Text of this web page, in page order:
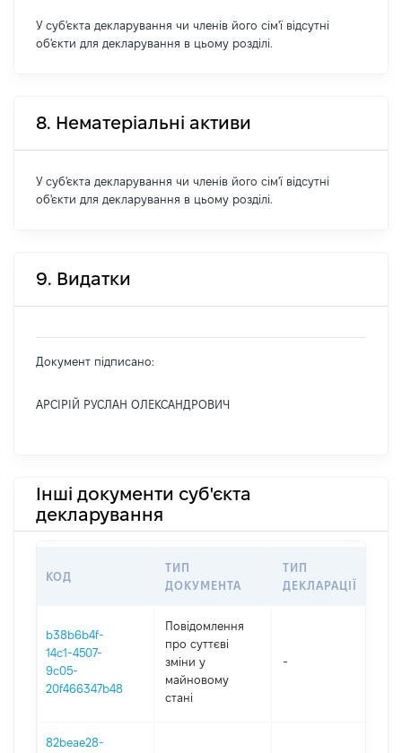
У суб'єкта декларування чи членів його сім'ї відсутні
об'єкти для декларування в цьому розділі.
8. Нематеріальні активи
У суб'єкта декларування чи членів його сім'ї відсутні
об'єкти для декларування в цьому розділі.
9. Видатки
Документ підписано:
АРСІРІЙ РУСЛАН ОЛЕКСАНДРОВИЧ
Інші документи суб'єкта
декларування
КОД
ТИП
ДОКУМЕНТА
ТИП
ДЕКЛАРАЦІЇ
b38b6b4f-
14c1-4507-
9c05-
20f466347b48
Повідомлення
про суттєві
зміни y
майновому
стані
-
82beae28-